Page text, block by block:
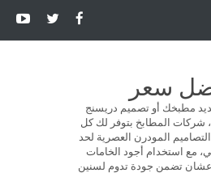
سعر
مطبخك أو تصميم دريسنج
شركات المطابخ بتوفر لك كل
المودرن العصرية لحد
مع استخدام أجود الخامات
عشان تضمن جودة تدوم لسنين